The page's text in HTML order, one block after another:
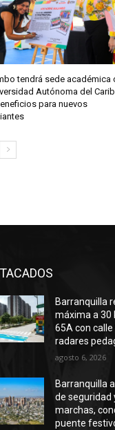
tendrá sede académica
Autónoma del
para nuevos
Barranquilla
máxima a 30
65A con
radares
agosto 6, 2026
Barranquilla
de seguridad
marchas,
puente